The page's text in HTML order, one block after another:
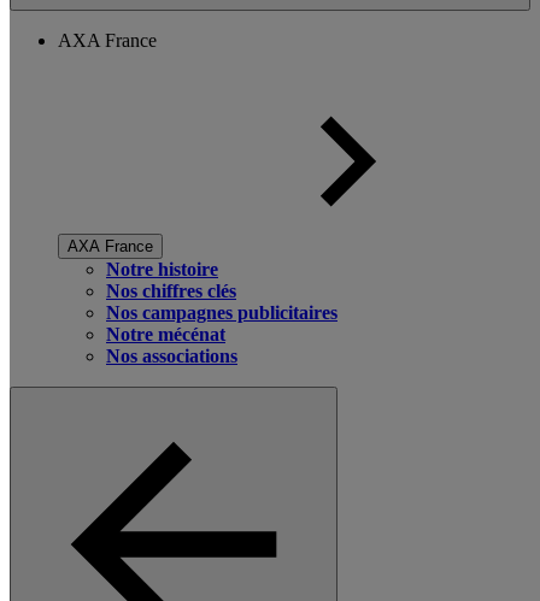
AXA France
AXA France
Notre histoire
Nos chiffres clés
Nos campagnes publicitaires
Notre mécénat
Nos associations